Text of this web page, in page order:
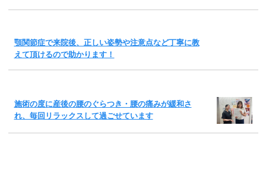
顎関節症で来院後、正しい姿勢や注意点など丁寧に教
えて頂けるので助かります！
施術の度に産後の腰のぐらつき・腰の痛みが緩和さ
れ、毎回リラックスして過ごせています